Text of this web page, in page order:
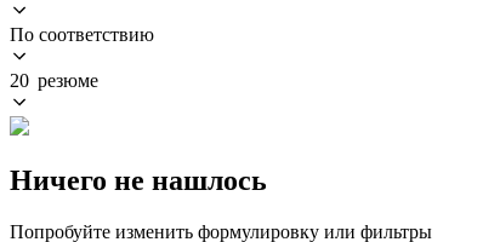
По соответствию
20 резюме
Ничего не нашлось
Попробуйте изменить формулировку или фильтры